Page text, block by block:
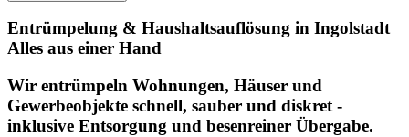
Entrümpelung & Haushaltsauflösung in Ingolstadt
Alles aus einer Hand
Wir entrümpeln Wohnungen, Häuser und
Gewerbeobjekte schnell, sauber und diskret -
inklusive Entsorgung und besenreiner Übergabe.